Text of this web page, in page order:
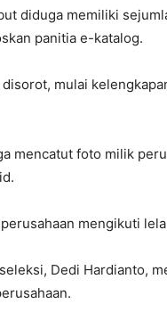
diduga memiliki
panitia e-katalog.
mulai
mencatut foto milik
mengikuti
Dedi Hardianto,